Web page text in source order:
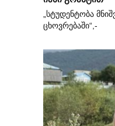
„სტუდენტობა
ცხოვრებაში“,-